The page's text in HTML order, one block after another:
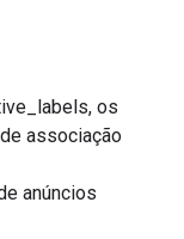
os
associação
anúncios